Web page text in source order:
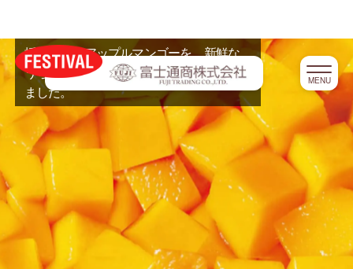
採用情報
お問い合わせ
採れたてのアップルマンゴーを、新鮮な
うちに食べやすくカットし、急速凍結し
ました。